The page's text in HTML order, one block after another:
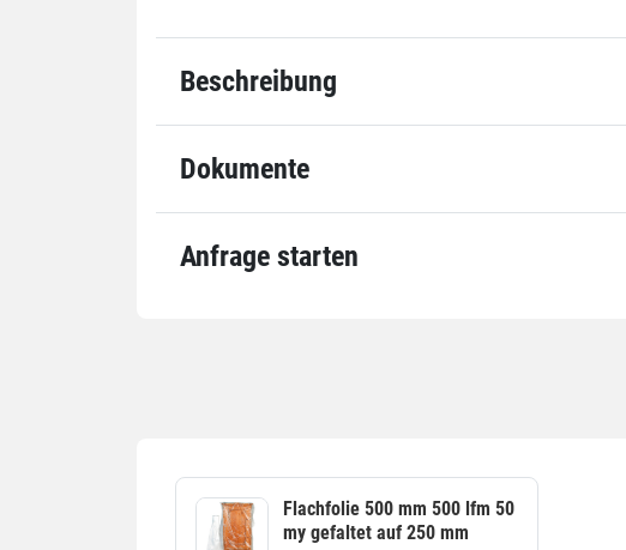
Beschreibung
Dokumente
Anfrage starten
Flachfolie 500 mm 500 lfm 50
my gefaltet auf 250 mm